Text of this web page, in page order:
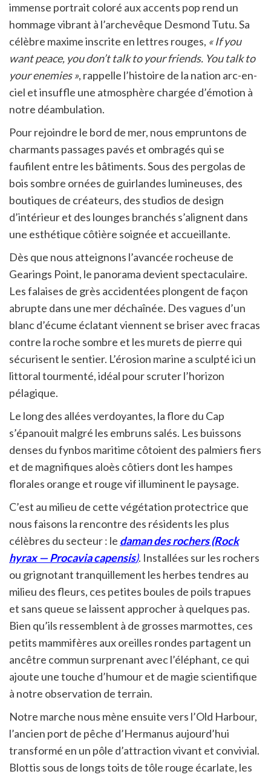
immense portrait coloré aux accents pop rend un
hommage vibrant à l’archevêque Desmond Tutu. Sa
célèbre maxime inscrite en lettres rouges, « If you
want peace, you don’t talk to your friends. You talk to
your enemies », rappelle l’histoire de la nation arc-en-
ciel et insuffle une atmosphère chargée d’émotion à
notre déambulation.
Pour rejoindre le bord de mer, nous empruntons de
charmants passages pavés et ombragés qui se
faufilent entre les bâtiments. Sous des pergolas de
bois sombre ornées de guirlandes lumineuses, des
boutiques de créateurs, des studios de design
d’intérieur et des lounges branchés s’alignent dans
une esthétique côtière soignée et accueillante.
Dès que nous atteignons l’avancée rocheuse de
Gearings Point, le panorama devient spectaculaire.
Les falaises de grès accidentées plongent de façon
abrupte dans une mer déchaînée. Des vagues d’un
blanc d’écume éclatant viennent se briser avec fracas
contre la roche sombre et les murets de pierre qui
sécurisent le sentier. L’érosion marine a sculpté ici un
littoral tourmenté, idéal pour scruter l’horizon
pélagique.
Le long des allées verdoyantes, la flore du Cap
s’épanouit malgré les embruns salés. Les buissons
denses du fynbos maritime côtoient des palmiers fiers
et de magnifiques aloès côtiers dont les hampes
florales orange et rouge vif illuminent le paysage.
C’est au milieu de cette végétation protectrice que
nous faisons la rencontre des résidents les plus
célèbres du secteur : le daman des rochers (Rock
hyrax —Procavia capensis). Installées sur les rochers
ou grignotant tranquillement les herbes tendres au
milieu des fleurs, ces petites boules de poils trapues
et sans queue se laissent approcher à quelques pas.
Bien qu’ils ressemblent à de grosses marmottes, ces
petits mammifères aux oreilles rondes partagent un
ancêtre commun surprenant avec l’éléphant, ce qui
ajoute une touche d’humour et de magie scientifique
à notre observation de terrain.
Notre marche nous mène ensuite vers l’Old Harbour,
l’ancien port de pêche d’Hermanus aujourd’hui
transformé en un pôle d’attraction vivant et convivial.
Blottis sous de longs toits de tôle rouge écarlate, les